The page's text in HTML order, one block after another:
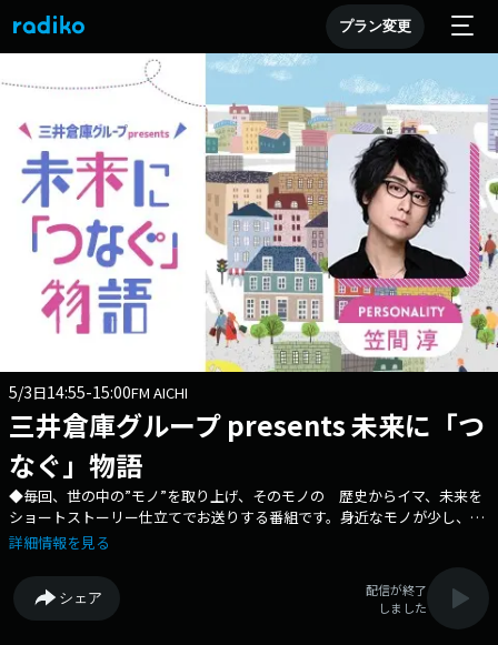
プラン変更
5/3日14:55-15:00FM AICHI
三井倉庫グループ presents 未来に「つ
なぐ」物語
◆毎回、世の中の”モノ”を取り上げ、そのモノの 歴史からイマ、未来を
ショートストーリー仕立てでお送りする番組です。身近なモノが少し、へ
え～となるお話をお届けします。◆ Xハッシュタグは「#エフエムアイ
詳細情報を見る
シェア
配信が終了
しました